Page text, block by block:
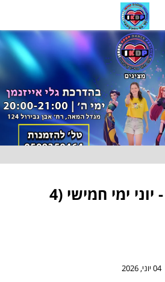
מנוי תל אביב - יוני ימי חמישי (4
04 יוני, 2026